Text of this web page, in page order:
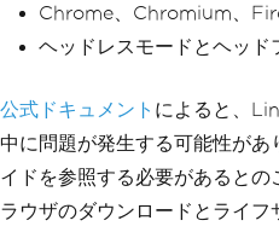
Chrome、Chromium、
ヘッドレスモードとヘッド
公式ドキュメント によると、
中に問題が発生する可能性が
イドを参照する必要があると
ラウザのダウンロードとライ